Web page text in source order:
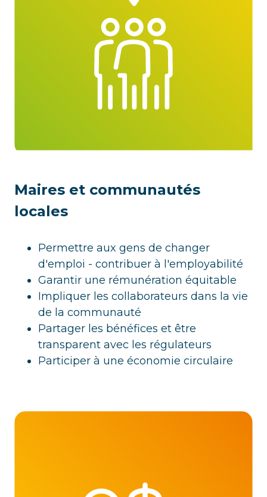
Maires et communautés
locales
Permettre aux gens de changer
d'emploi - contribuer à l'employabilité
Garantir une rémunération équitable
Impliquer les collaborateurs dans la vie
de la communauté
Partager les bénéfices et être
transparent avec les régulateurs
Participer à une économie circulaire